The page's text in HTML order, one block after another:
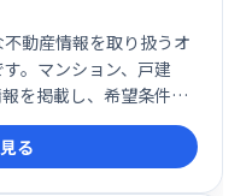
動産情報を取り扱うオ
。マンション、戸建
を掲載し、希望条件に
す。充実の機能とサー
ポートします。あなた
ト不動産で見つけてく
る